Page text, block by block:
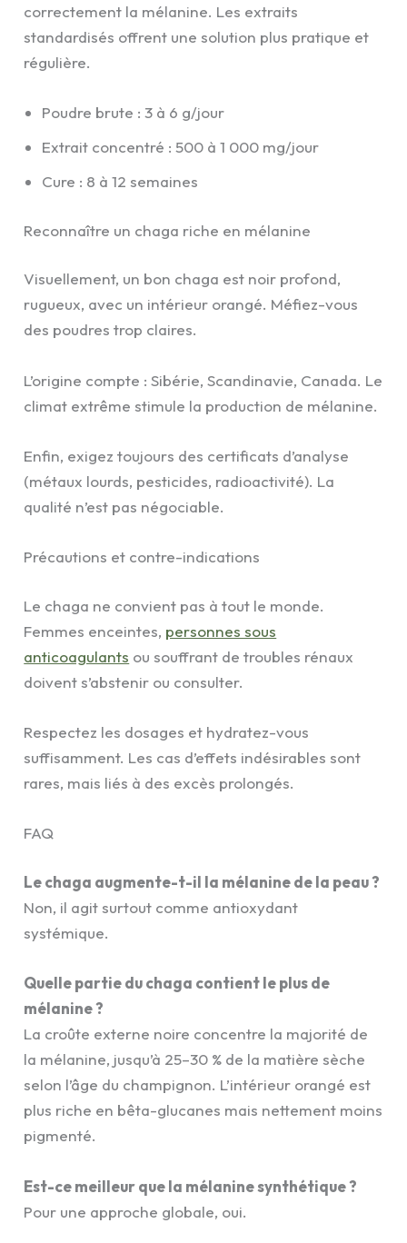
correctement la mélanine. Les extraits
standardisés offrent une solution plus pratique et
régulière.
Poudre brute : 3 à 6 g/jour
Extrait concentré : 500 à 1 000 mg/jour
Cure : 8 à 12 semaines
Reconnaître un chaga riche en mélanine
Visuellement, un bon chaga est noir profond,
rugueux, avec un intérieur orangé. Méfiez-vous
des poudres trop claires.
L’origine compte : Sibérie, Scandinavie, Canada. Le
climat extrême stimule la production de mélanine.
Enfin, exigez toujours des certificats d’analyse
(métaux lourds, pesticides, radioactivité). La
qualité n’est pas négociable.
Précautions et contre-indications
Le chaga ne convient pas à tout le monde.
Femmes enceintes, personnes sous
anticoagulants ou souffrant de troubles rénaux
doivent s’abstenir ou consulter.
Respectez les dosages et hydratez-vous
suffisamment. Les cas d’effets indésirables sont
rares, mais liés à des excès prolongés.
FAQ
Le chaga augmente-t-il la mélanine de la peau ?
Non, il agit surtout comme antioxydant
systémique.
Quelle partie du chaga contient le plus de
mélanine ?
La croûte externe noire concentre la majorité de
la mélanine, jusqu’à 25–30 % de la matière sèche
selon l’âge du champignon. L’intérieur orangé est
plus riche en bêta-glucanes mais nettement moins
pigmenté.
Est-ce meilleur que la mélanine synthétique ?
Pour une approche globale, oui.